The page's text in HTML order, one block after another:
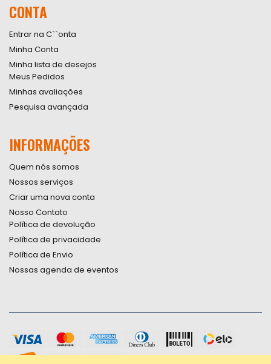
Newsletter:
CONTA
Entrar na C``onta
Minha Conta
Minha lista de desejos
Meus Pedidos
Minhas avaliações
Pesquisa avançada
INFORMAÇÕES
Quem nós somos
Nossos serviços
Criar uma nova conta
Nosso Contato
Política de devolução
Política de privacidade
Política de Envio
Nossas agenda de eventos